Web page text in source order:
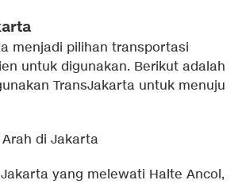
menjadi pilihan transportasi
untuk digunakan. Berikut adalah
TransJakarta untuk menuju
di Jakarta
yang melewati Halte Ancol,